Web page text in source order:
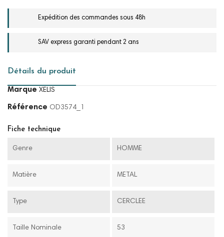
Expédition des commandes sous 48h
SAV express garanti pendant 2 ans
Détails du produit
Marque XELIS
Référence OD3574_1
Fiche technique
Genre HOMME
Matière METAL
Type CERCLEE
Taille Nominale 53